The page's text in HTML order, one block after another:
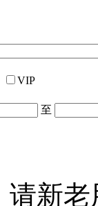
VIP
至
请新老